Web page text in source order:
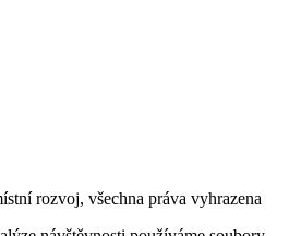
rozvoj, všechna práva vyhrazena